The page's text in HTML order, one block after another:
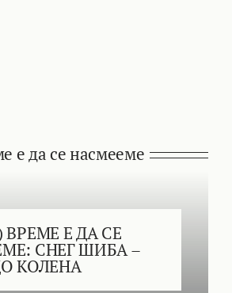
е да се насмееме
ВРЕМЕ Е ДА СЕ
СНЕГ ШИБА –
КОЛЕНА